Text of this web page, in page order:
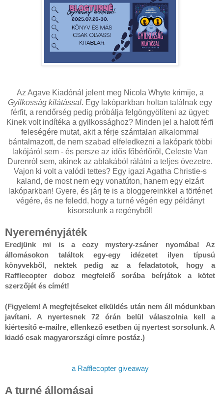
Az Agave Kiadónál jelent meg Nicola Whyte krimije, a
Gyilkosság kilátással. Egy lakóparkban holtan találnak egy
férfit, a rendőrség pedig próbálja felgöngyölíteni az ügyet:
Kinek volt indítéka a gyilkossághoz? Minden jel a halott férfi
feleségére mutat, akit a férje számtalan alkalommal
bántalmazott, de nem szabad elfeledkezni a lakópark többi
lakójáról sem - és persze az idős főbérlőről, Celeste Van
Durenról sem, akinek az ablakából rálátni a teljes övezetre.
Vajon ki volt a valódi tettes? Egy igazi Agatha Christie-s
kaland, de most nem egy vonatúton, hanem egy elzárt
lakóparkban! Gyere, és járj te is a bloggereinkkel a történet
végére, és ne feledd, hogy a turné végén egy példányt
kisorsolunk a regényből!
Nyereményjáték
Eredjünk mi is a cozy mystery-zsáner nyomába! Az
állomásokon találtok egy-egy idézetet ilyen típusú
könyvekből, nektek pedig az a feladatotok, hogy a
Rafflecopter doboz megfelelő sorába beírjátok a kötet
szerzőjét és címét!
(Figyelem! A megfejtéseket elküldés után nem áll módunkban
javítani. A nyertesnek 72 órán belül válaszolnia kell a
kiértesítő e-mailre, ellenkező esetben új nyertest sorsolunk. A
kiadó csak magyarországi címre postáz.)
a Rafflecopter giveaway
A turné állomásai